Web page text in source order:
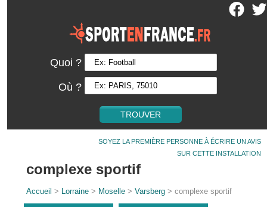
Quoi ?
Où ?
SOYEZ LA PREMIÈRE PERSONNE À ÉCRIRE UN AVIS
SUR CETTE INSTALLATION
complexe sportif
Accueil > Lorraine > Moselle >Varsberg > complexe sportif